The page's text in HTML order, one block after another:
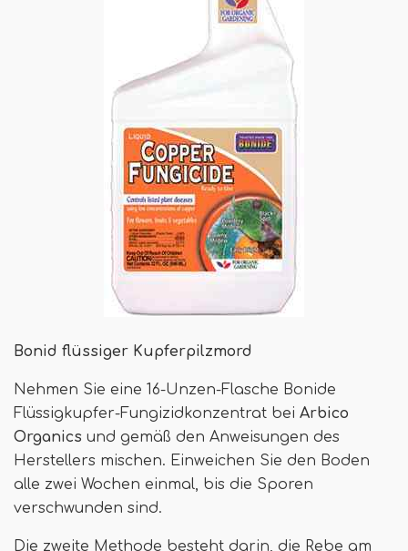
Bonid flüssiger Kupferpilzmord
Nehmen Sie eine 16-Unzen-Flasche Bonide
Flüssigkupfer-Fungizidkonzentrat bei Arbico
Organics und gemäß den Anweisungen des
Herstellers mischen. Einweichen Sie den Boden
alle zwei Wochen einmal, bis die Sporen
verschwunden sind.
Die zweite Methode besteht darin, die Rebe am